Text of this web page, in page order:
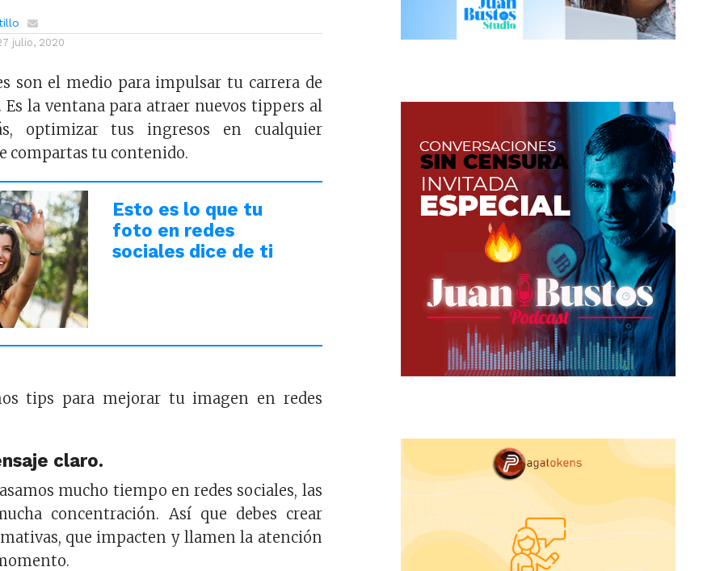
julio, 2020
son el medio para impulsar tu carrera de
Es la ventana para atraer nuevos tippers al
optimizar tus ingresos en cualquier
compartas tu contenido.
Esto es lo que tu
foto en redes
sociales dice de ti
tips para mejorar tu imagen en redes
claro.
mucho tiempo en redes sociales, las
concentración. Así que debes crear
que impacten y llamen la atención